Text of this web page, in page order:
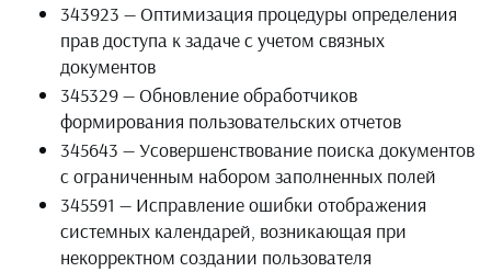
343923 — Оптимизация процедуры определения
прав доступа к задаче с учетом связных
документов
345329 — Обновление обработчиков
формирования пользовательских отчетов
345643 — Усовершенствование поиска документов
с ограниченным набором заполненных полей
345591 — Исправление ошибки отображения
системных календарей, возникающая при
некорректном создании пользователя